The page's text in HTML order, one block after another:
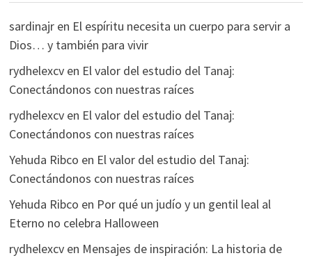
sardinajren El espíritu necesita un cuerpo para servir a
Dios… y también para vivir
rydhelexcven El valor del estudio del Tanaj:
Conectándonos con nuestras raíces
rydhelexcven El valor del estudio del Tanaj:
Conectándonos con nuestras raíces
Yehuda Ribco en El valor del estudio del Tanaj:
Conectándonos con nuestras raíces
Yehuda Ribco en Por qué un judío y un gentil leal al
Eterno no celebra Halloween
rydhelexcven Mensajes de inspiración: La historia de